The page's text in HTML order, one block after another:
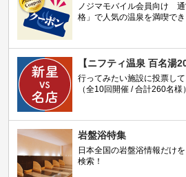
ノジマモバイル会員向け
格」で人気の温泉を満喫でき
【ニフティ温泉 百名湯
行ってみたい施設に投票し
（全10回開催 / 合計260名様）
岩盤浴特集
日本全国の岩盤浴情報だけ
検索！